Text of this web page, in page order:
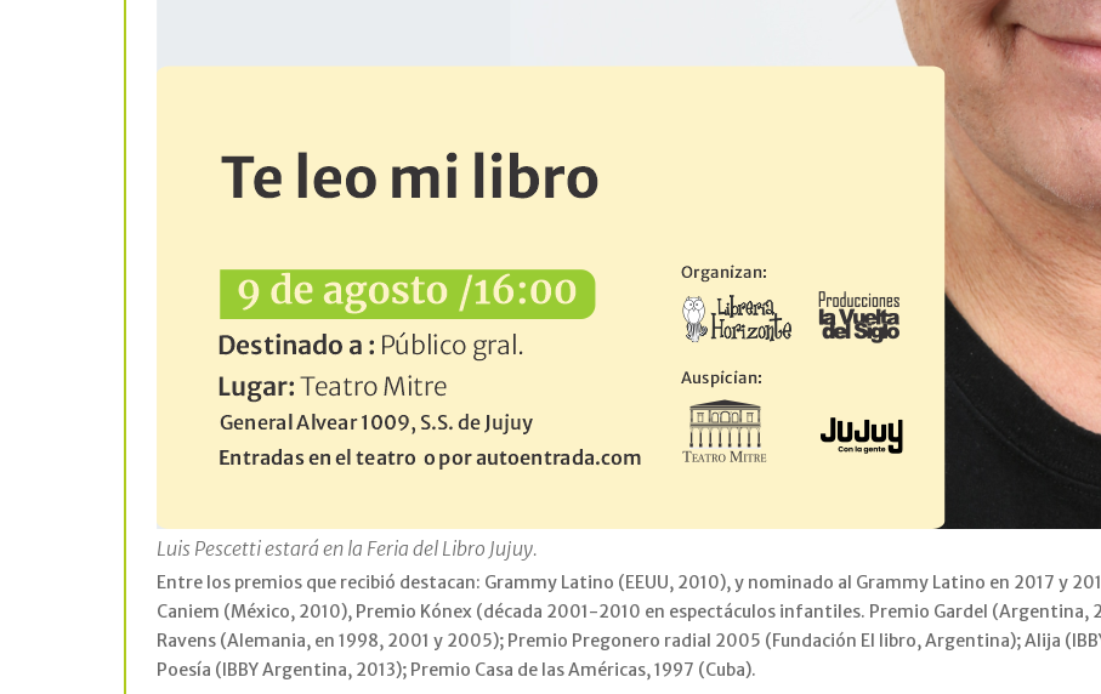
Luis Pescetti estará en la Feria del Libro Jujuy.
Entre los premios que recibió destacan: Grammy Latino (EEUU, 2010), y nominado al Grammy Latino en 2017 y
Caniem (México, 2010), Premio Kónex (década 2001-2010 en espectáculos infantiles. Premio Gardel (Argentina,
Ravens (Alemania, en 1998, 2001 y 2005); Premio Pregonero radial 2005 (Fundación El libro, Argentina); Alija
Poesía (IBBY Argentina, 2013); Premio Casa de las Américas, 1997 (Cuba).